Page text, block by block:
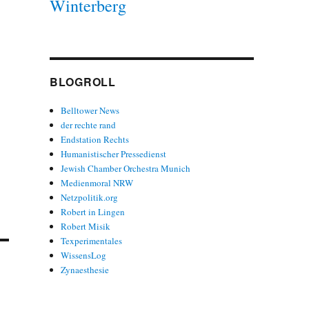
Winterberg
BLOGROLL
Belltower News
der rechte rand
Endstation Rechts
Humanistischer Pressedienst
Jewish Chamber Orchestra Munich
Medienmoral NRW
Netzpolitik.org
Robert in Lingen
Robert Misik
Texperimentales
WissensLog
Zynaesthesie